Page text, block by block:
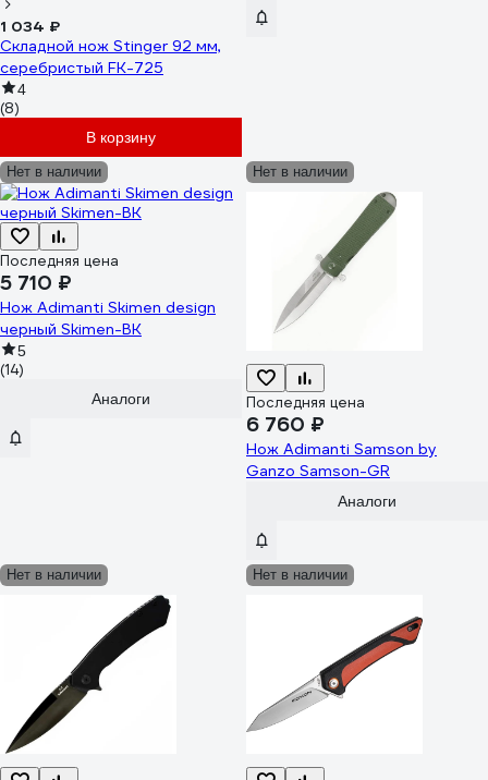
1 034 ₽
Складной нож Stinger 92 мм,
серебристый FK-725
4
(8)
В корзину
Нет в наличии
Последняя цена
5 710 ₽
Нож Adimanti Skimen design
черный Skimen-BK
5
(14)
Аналоги
Нет в наличии
Последняя цена
6 760 ₽
Нож Adimanti Samson by
Ganzo Samson-GR
Аналоги
Нет в наличии Нет в наличии